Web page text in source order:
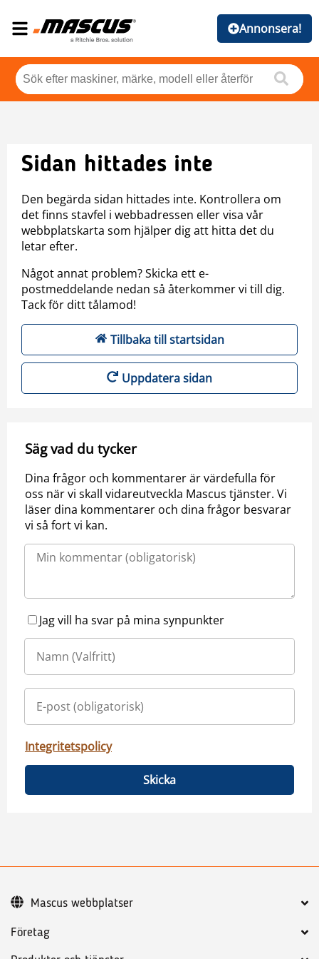
Annonsera!
Sidan hittades inte
Den begärda sidan hittades inte. Kontrollera om
det finns stavfel i webbadressen eller visa vår
webbplatskarta som hjälper dig att hitta det du
letar efter.
Något annat problem? Skicka ett e-
postmeddelande nedan så återkommer vi till dig.
Tack för ditt tålamod!
Tillbaka till startsidan
Uppdatera sidan
Säg vad du tycker
Dina frågor och kommentarer är värdefulla för
oss när vi skall vidareutveckla Mascus tjänster. Vi
läser dina kommentarer och dina frågor besvarar
vi så fort vi kan.
Jag vill ha svar på mina synpunkter
Integritetspolicy
Skicka
Företag
Mascus webbplatser